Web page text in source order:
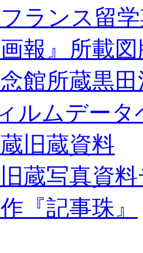
ランス留
画報』所載
館所蔵黒
ルムデータ
旧蔵資料
蔵写真資
『記事珠』